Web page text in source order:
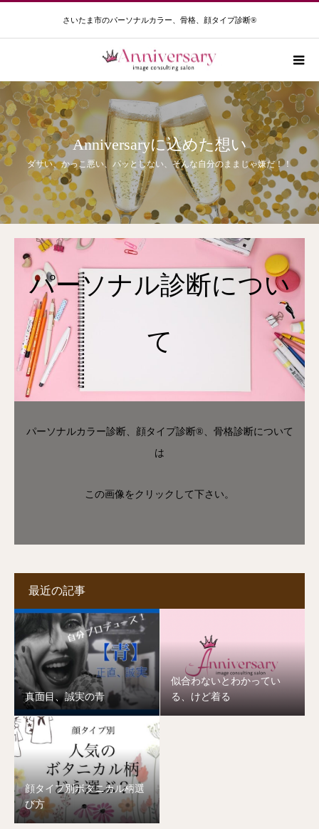
さいたま市のパーソナルカラー、骨格、顔タイプ診断®️
Anniversaryに込めた想い
ダサい、かっこ悪い、パッとしない、そんな自分のままじゃ嫌だ！！
パーソナル診断につい
て
パーソナルカラー診断、顔タイプ診断®、骨格診断について
は
この画像をクリックして下さい。
最近の記事
真面目、誠実の青
似合わないとわかってい
る、けど着る
顔タイプ別ボタニカル柄選
び方